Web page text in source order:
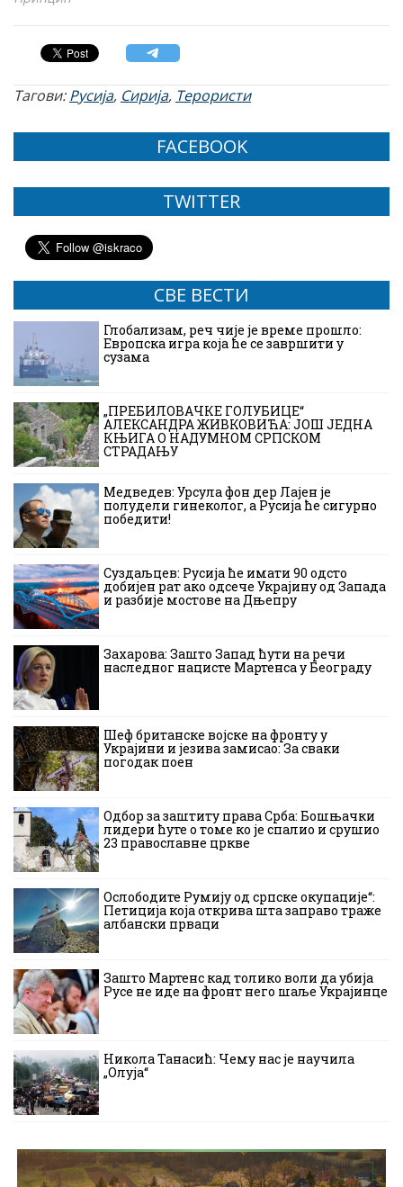
Тагови:Русија, Сирија, Терористи
FACEBOOK
TWITTER
СВЕ ВЕСТИ
Глобализам, реч чије је време прошло:
Европска игра која ће се завршити у
сузама
„ПРЕБИЛОВАЧКЕ ГОЛУБИЦЕ“
АЛЕКСАНДРА ЖИВКОВИЋА: ЈОШ ЈЕДНА
КЊИГА О НАДУМНОМ СРПСКОМ
СТРАДАЊУ
Медведев: Урсула фон дер Лајен је
полудели гинеколог, а Русија ће сигурно
победити!
Суздаљцев: Русија ће имати 90 одсто
добијен рат ако одсече Украјину од Запада
и разбије мостове на Дњепру
Захарова: Зашто Запад ћути на речи
наследног нацисте Мартенса у Београду
Шеф британске војске на фронту у
Украјини и језива замисао: За сваки
погодак поен
Одбор за заштиту права Срба: Бошњачки
лидери ћуте о томе ко је спалио и срушио
23 православне цркве
Ослободите Румију од српске окупације“:
Петиција која открива шта заправо траже
албански прваци
Зашто Мартенс кад толико воли да убија
Русе не иде на фронт него шаље Украјинце
Никола Танасић: Чему нас је научила
„Олуја“